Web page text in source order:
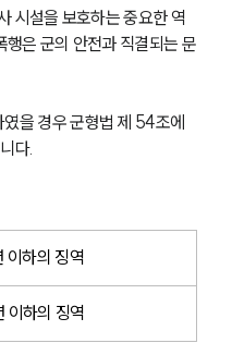
사례
인
기
룹 업무
시설을 보호하는 중요한 역
행은 군의 안전과 직결되는 문
을 경우 군형법 제 54조에
다.
이하의 징역
이하의 징역